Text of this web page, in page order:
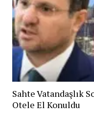
Sahte Vatandaşlık
Otele El Konuldu